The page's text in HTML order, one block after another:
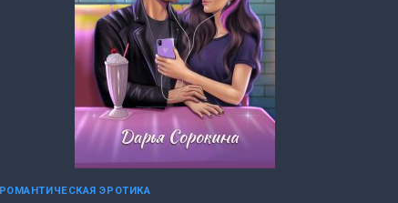
РОМАНТИЧЕСКАЯ ЭРОТИКА